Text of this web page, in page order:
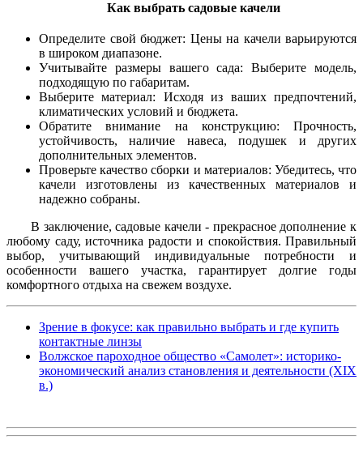
Как выбрать садовые качели
Определите свой бюджет: Цены на качели варьируются
в широком диапазоне.
Учитывайте размеры вашего сада: Выберите модель,
подходящую по габаритам.
Выберите материал: Исходя из ваших предпочтений,
климатических условий и бюджета.
Обратите внимание на конструкцию: Прочность,
устойчивость, наличие навеса, подушек и других
дополнительных элементов.
Проверьте качество сборки и материалов: Убедитесь, что
качели изготовлены из качественных материалов и
надежно собраны.
В заключение, садовые качели - прекрасное дополнение к
любому саду, источника радости и спокойствия. Правильный
выбор, учитывающий индивидуальные потребности и
особенности вашего участка, гарантирует долгие годы
комфортного отдыха на свежем воздухе.
Зрение в фокусе: как правильно выбрать и где купить
контактные линзы
Волжское пароходное общество «Самолет»: историко-
экономический анализ становления и деятельности (XIX
в.)